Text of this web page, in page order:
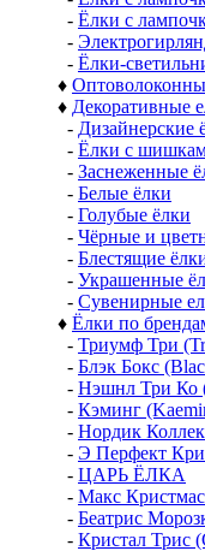
- Ёлки с
-
- Ёлки-
♦
♦ Декоративные
- Дизайнерские
- Ёлки с
- Заснеженные
- Белые ёлки
- Голубые ёлки
- Чёрные и
- Блестящие
- Украшенные
- Сувенирные
♦ Ёлки по
- Триумф Три
- Блэк Бокс
- Нэшнл Три Ко
- Кэминг
- Нордик
- Э Перфект
- ЦАРЬ ЁЛКА
- Макс
- Беатрис
- Кристал Трис